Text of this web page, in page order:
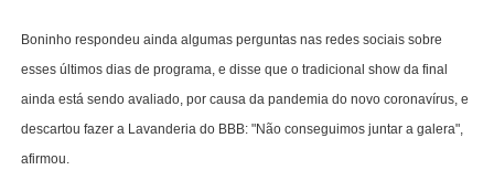
Boninho respondeu ainda algumas perguntas nas redes sociais sobre
esses últimos dias de programa, e disse que o tradicional show da final
ainda está sendo avaliado, por causa da pandemia do novo coronavírus, e
descartou fazer a Lavanderia do BBB: "Não conseguimos juntar a galera",
afirmou.